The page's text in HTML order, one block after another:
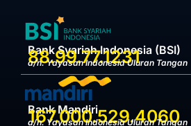
Bank Syariah Indonesia (BSI)
88.99.77.1231
a/n. Yayasan Indonesia Uluran Tangan
Bank Mandiri
167.000.529.4060
a/n. Yayasan Indonesia Uluran Tangan